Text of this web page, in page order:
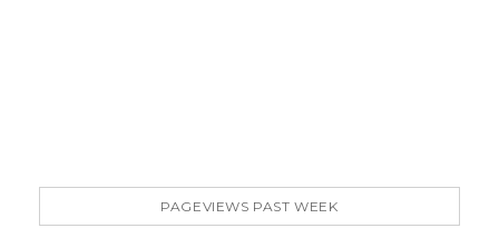
PAGEVIEWS PAST WEEK